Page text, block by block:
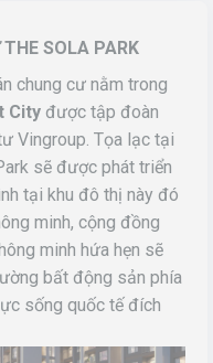
SOLA PARK
chung cư nằm trong
City được tập đoàn
Vingroup. Tọa lạc tại
sẽ được phát triển
tại khu đô thị này đó
minh, cộng đồng
minh hứa hẹn sẽ
bất động sản phía
sống quốc tế đích